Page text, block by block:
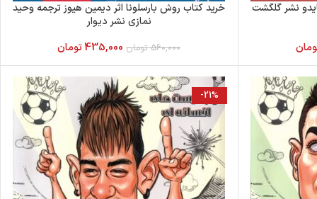
نشر گلگشت
خرید کتاب روش بارسلونا اثر دیمین هیوز ترجمه وحید
نمازی نشر دیوار
560,000 تومان 435,000تومان
-21%